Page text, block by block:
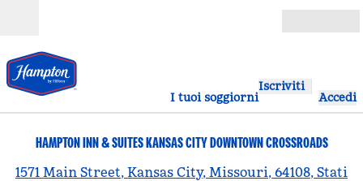
I tuoi soggiorni
Iscriviti
Accedi
HAMPTON INN & SUITES KANSAS CITY DOWNTOWN CROSSROADS
1571 Main Street, Kansas City, Missouri, 64108, Stati